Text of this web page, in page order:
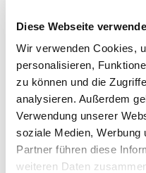
Diese Webseite
Wir verwenden Cookies,
personalisieren,
zu können und die
analysieren. Außerdem
Verwendung unserer
soziale Medien, Werbung
Partner führen diese
weiteren Daten
artichauts. Servez-les
accompagnés de dips
d’un goût encore plus
l’extérieur vers
régalez-vous ensuite
charnue. Mais